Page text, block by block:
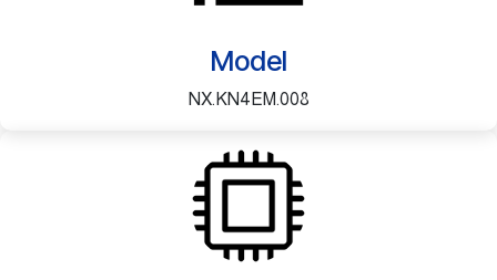
Model
NX.KN4EM.008